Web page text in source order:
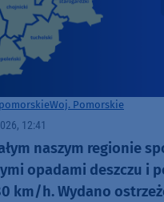
Woj. Pomorskie
12:41
naszym regionie
opadami deszczu i
km/h. Wydano